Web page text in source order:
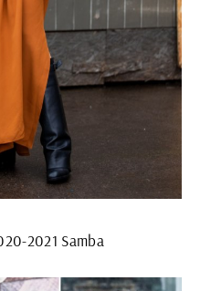
2021 Samba